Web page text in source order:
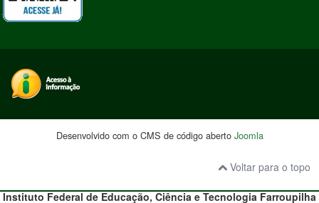
Desenvolvido com o CMS de código aberto Joomla
Voltar para o topo
Instituto Federal de Educação, Ciência e TecnologiaFarroupilha